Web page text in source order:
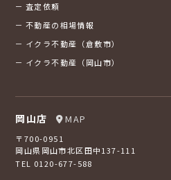
査定依頼
不動産の相場情報
イクラ不動産（倉敷市）
イクラ不動産（岡山市）
岡山店 MAP
〒700-0951
岡山県岡山市北区田中137-111
TEL 0120-677-588